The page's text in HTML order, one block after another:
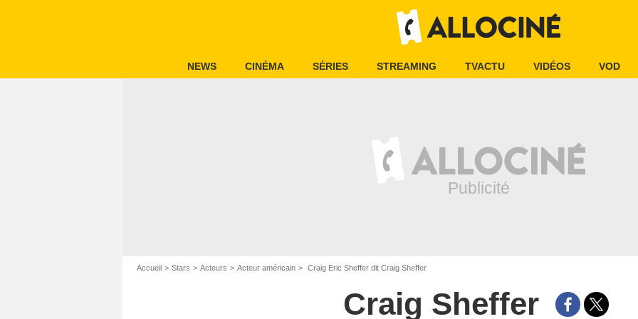
NEWS CINÉMA SÉRIES STREAMING TVACTU VIDÉOS VOD
Accueil Stars Acteurs Acteur américain Craig Eric Sheffer dit Craig Sheffer
Craig Sheffer